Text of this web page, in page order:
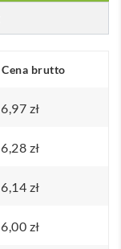
Cena brutto
6,97 zł
6,28 zł
6,14 zł
6,00 zł